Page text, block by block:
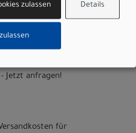
20 - carbon
Jetzt anfragen!
für
Details
zulassen